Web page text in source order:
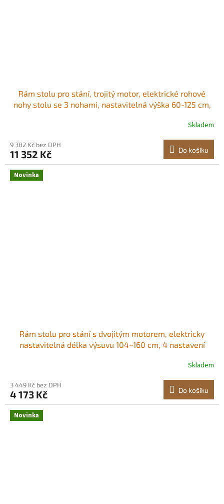
Rám stolu pro stání, trojitý motor, elektrické rohové
nohy stolu se 3 nohami, nastavitelná výška 60-125 cm,
a domácí práci, černý Pohodlné nošení Všestranná
kompatibilita s deskou stolu<br
Skladem
9 382 Kč bez DPH
11 352 Kč Do košíku
Novinka
Rám stolu pro stání s dvojitým motorem, elektricky
nastavitelná délka výsuvu 104–160 cm, 4 nastavení
pro kancelářské i domácí pracovní stanice, černá
Pohodlné nošení Všestranná
Skladem
3 449 Kč bez DPH
4 173 Kč Do košíku
Novinka